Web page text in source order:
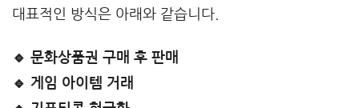
대표적인 방식은 아래와 같습니다.
🔹 문화상품권 구매 후 판매
🔹 게임 아이템 거래